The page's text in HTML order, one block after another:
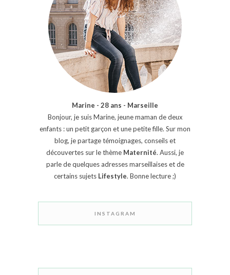
Marine - 28 ans - Marseille
Bonjour, je suis Marine, jeune maman de deux
enfants : un petit garçon et une petite fille. Sur mon
blog, je partage témoignages, conseils et
découvertes sur le thème Maternité. Aussi, je
parle de quelques adresses marseillaises et de
certains sujets Lifestyle. Bonne lecture ;)
INSTAGRAM